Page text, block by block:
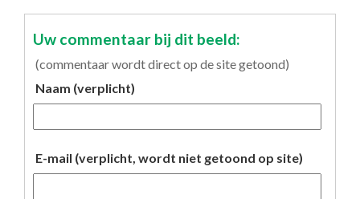
Uw commentaar bij dit beeld:
(commentaar wordt direct op de site getoond)
Naam (verplicht)
E-mail (verplicht, wordt niet getoond op site)